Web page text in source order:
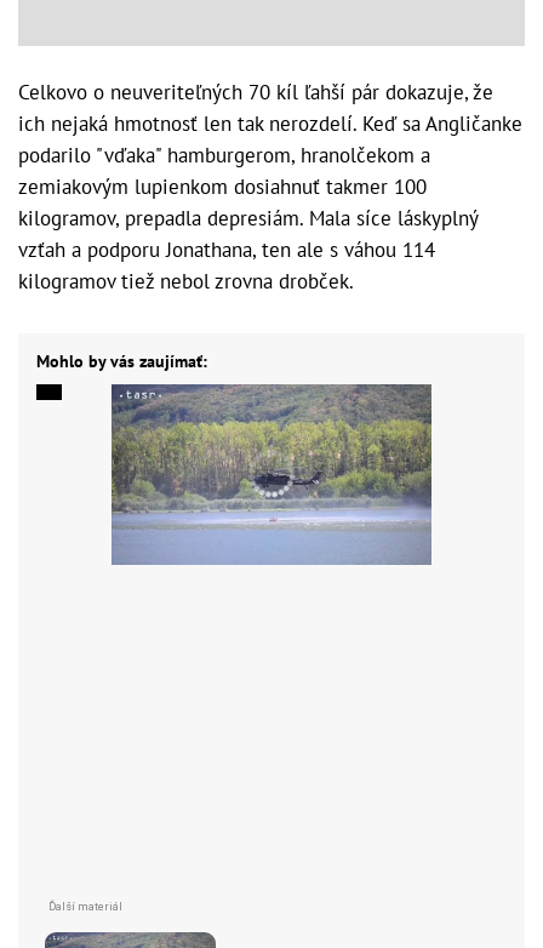
Celkovo o neuveriteľných 70 kíl ľahší pár dokazuje, že
ich nejaká hmotnosť len tak nerozdelí. Keď sa Angličanke
podarilo "vďaka" hamburgerom, hranolčekom a
zemiakovým lupienkom dosiahnuť takmer 100
kilogramov, prepadla depresiám. Mala síce láskyplný
vzťah a podporu Jonathana, ten ale s váhou 114
kilogramov tiež nebol zrovna drobček.
Mohlo by vás zaujímať: